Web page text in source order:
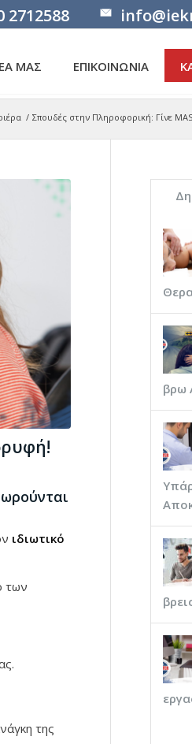
2712588
ΜΑΣ ΕΠΙΚΟΙΝΩΝΙΑ
/ Σπουδές στην Πληροφορική: Γίνε
ιδιωτικό
των
της
βρω